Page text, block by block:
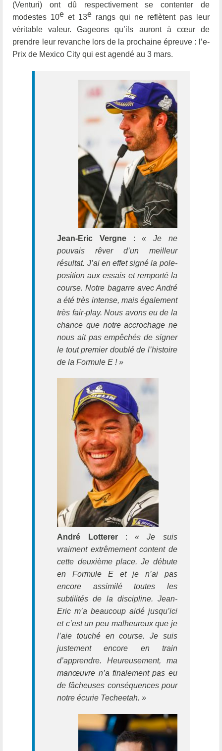
(Venturi) ont dû respectivement se contenter de
modestes 10e et 13e rangs qui ne reflètent pas leur
véritable valeur. Gageons qu’ils auront à cœur de
prendre leur revanche lors de la prochaine épreuve : l’e-
Prix de Mexico City qui est agendé au 3 mars.
Jean-Eric Vergne : « Je ne
pouvais rêver d’un meilleur
résultat. J’ai en effet signé la pole-
position aux essais et remporté la
course. Notre bagarre avec André
a été très intense, mais également
très fair-play. Nous avons eu de la
chance que notre accrochage ne
nous ait pas empêchés de signer
le tout premier doublé de l’histoire
de la Formule E ! »
André Lotterer:« Je suis
vraiment extrêmement content de
cette deuxième place. Je débute
en Formule E et je n’ai pas
encore assimilé toutes les
subtilités de la discipline. Jean-
Eric m’a beaucoup aidé jusqu’ici
et c’est un peu malheureux que je
l’aie touché en course. Je suis
justement encore en train
d’apprendre. Heureusement, ma
manœuvre n’a finalement pas eu
de fâcheuses conséquences pour
notre écurie Techeetah. »